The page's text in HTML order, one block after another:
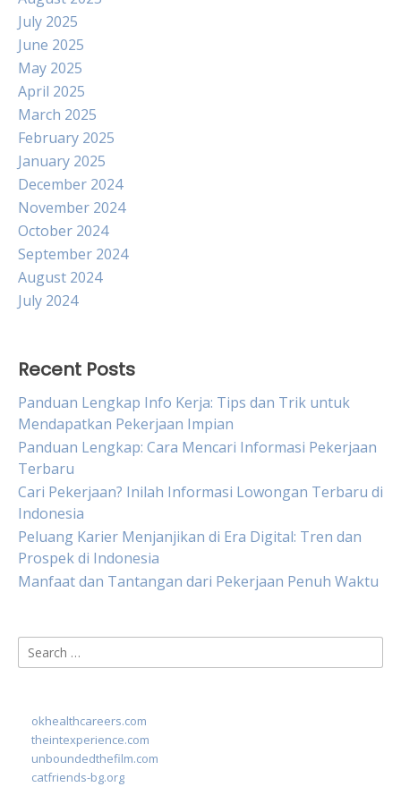
July 2025
June 2025
May 2025
April 2025
March 2025
February 2025
January 2025
December 2024
November 2024
October 2024
September 2024
August 2024
July 2024
Recent Posts
Panduan Lengkap Info Kerja: Tips dan Trik untuk
Mendapatkan Pekerjaan Impian
Panduan Lengkap: Cara Mencari Informasi Pekerjaan
Terbaru
Cari Pekerjaan? Inilah Informasi Lowongan Terbaru di
Indonesia
Peluang Karier Menjanjikan di Era Digital: Tren dan
Prospek di Indonesia
Manfaat dan Tantangan dari Pekerjaan Penuh Waktu
Search
for:
okhealthcareers.com
theintexperience.com
unboundedthefilm.com
catfriends-bg.org